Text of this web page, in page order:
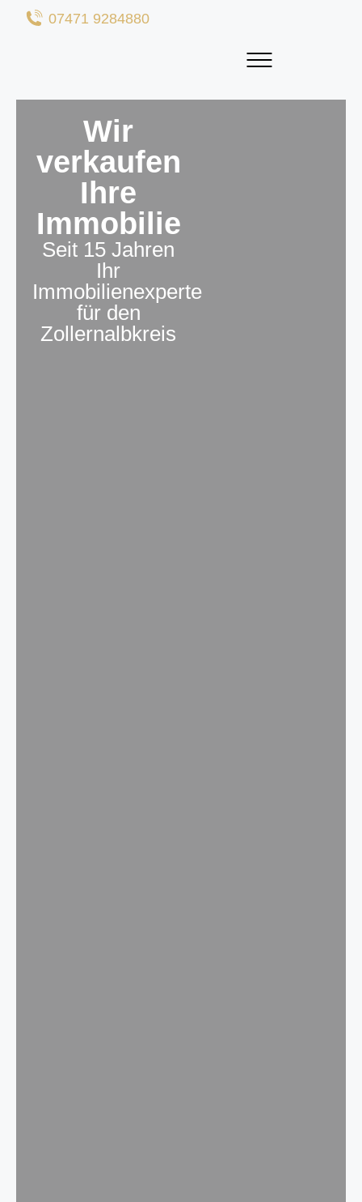
07471 9284880
Wir
verkaufen
Ihre
Immobilie
Seit 15 Jahren
Ihr
Immobilienexperte
für den
Zollernalbkreis